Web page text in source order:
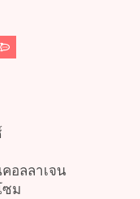
อลลาเจน
ซม